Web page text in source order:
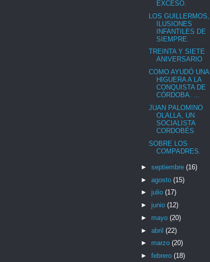
EXCESO.
LOS GUILLERMOS,
ILUSIONES
INFANTILES DE
SIEMPRE.
TREINTA Y SIETE
ANIVERSARIO
COMO AYUDÓ UNA
HIGUERA A LA
CONQUISTA DE
CÓRDOBA. ...
JUAN PALOMINO
OLALLA, UN
SOCIALISTA
CORDOBÉS
SOBRE LOS
COMPADRES.
► septiembre (16)
► agosto (15)
► julio (17)
► junio (12)
► mayo (20)
► abril (22)
► marzo (20)
► febrero (18)